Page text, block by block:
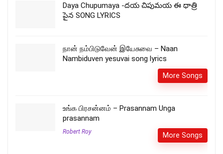
Daya Chupumaya -దయ చిపుమయ ఈ ధాత్రి
పైన SONG LYRICS
நான் நம்பிடுவேன் இயேசுவை – Naan
Nambiduven yesuvai song lyrics
More Songs
உங்க பிரசன்னம் – Prasannam Unga
prasannam
Robert Roy More Songs